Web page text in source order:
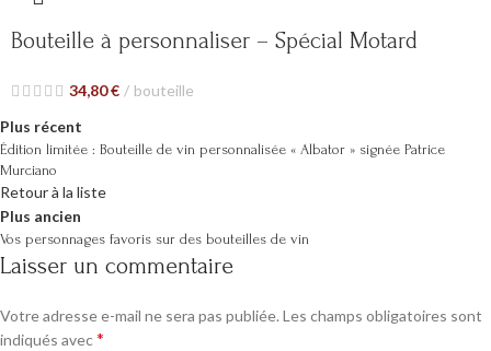
Bouteille à personnaliser – Spécial Motard
34,80€
bouteille
Plus récent
Édition limitée : Bouteille de vin personnalisée « Albator » signée Patrice
Murciano
Retour à la liste
Plus ancien
Vos personnages favoris sur des bouteilles de vin
Laisser un commentaire
Votre adresse e-mail ne sera pas publiée. Les champs obligatoires sont
indiqués avec*